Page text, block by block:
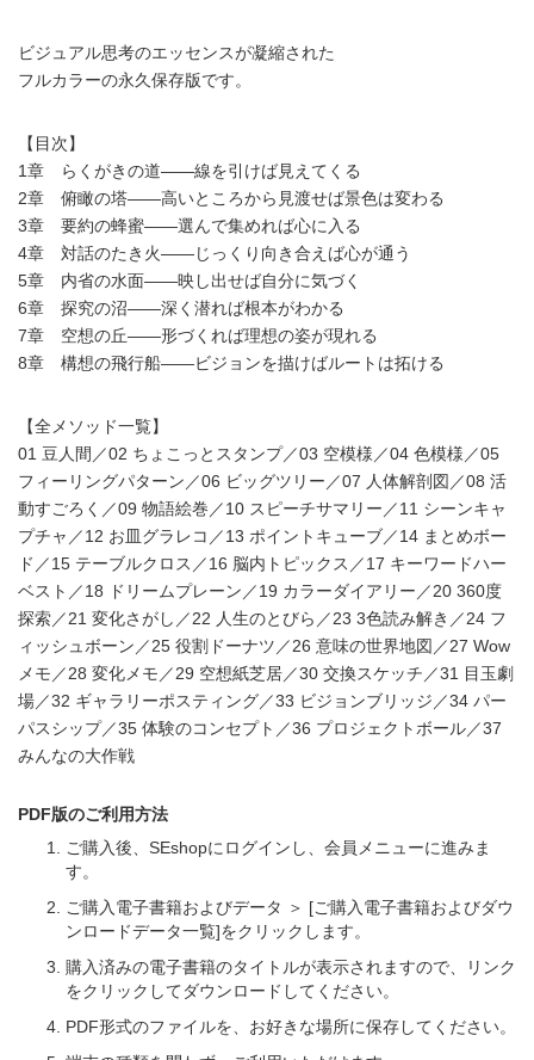
ビジュアル思考のエッセンスが凝縮された
フルカラーの永久保存版です。
【目次】
1章 らくがきの道――線を引けば見えてくる
2章 俯瞰の塔――高いところから見渡せば景色は変わる
3章 要約の蜂蜜――選んで集めれば心に入る
4章 対話のたき火――じっくり向き合えば心が通う
5章 内省の水面――映し出せば自分に気づく
6章 探究の沼――深く潜れば根本がわかる
7章 空想の丘――形づくれば理想の姿が現れる
8章 構想の飛行船――ビジョンを描けばルートは拓ける
【全メソッド一覧】
01 豆人間／02 ちょこっとスタンプ／03 空模様／04 色模様／05
フィーリングパターン／06 ビッグツリー／07 人体解剖図／08 活
動すごろく／09 物語絵巻／10 スピーチサマリー／11 シーンキャ
プチャ／12 お皿グラレコ／13 ポイントキューブ／14 まとめボー
ド／15 テーブルクロス／16 脳内トピックス／17 キーワードハー
ベスト／18 ドリームプレーン／19 カラーダイアリー／20 360度
探索／21 変化さがし／22 人生のとびら／23 3色読み解き／24 フ
ィッシュボーン／25 役割ドーナツ／26 意味の世界地図／27 Wow
メモ／28 変化メモ／29 空想紙芝居／30 交換スケッチ／31 目玉劇
場／32 ギャラリーポスティング／33 ビジョンブリッジ／34 パー
パスシップ／35 体験のコンセプト／36 プロジェクトボール／37
みんなの大作戦
PDF版のご利用方法
ご購入後、SEshopにログインし、会員メニューに進みま
す。
ご購入電子書籍およびデータ ＞ [ご購入電子書籍およびダウ
ンロードデータ一覧]をクリックします。
購入済みの電子書籍のタイトルが表示されますので、リンク
をクリックしてダウンロードしてください。
PDF形式のファイルを、お好きな場所に保存してください。